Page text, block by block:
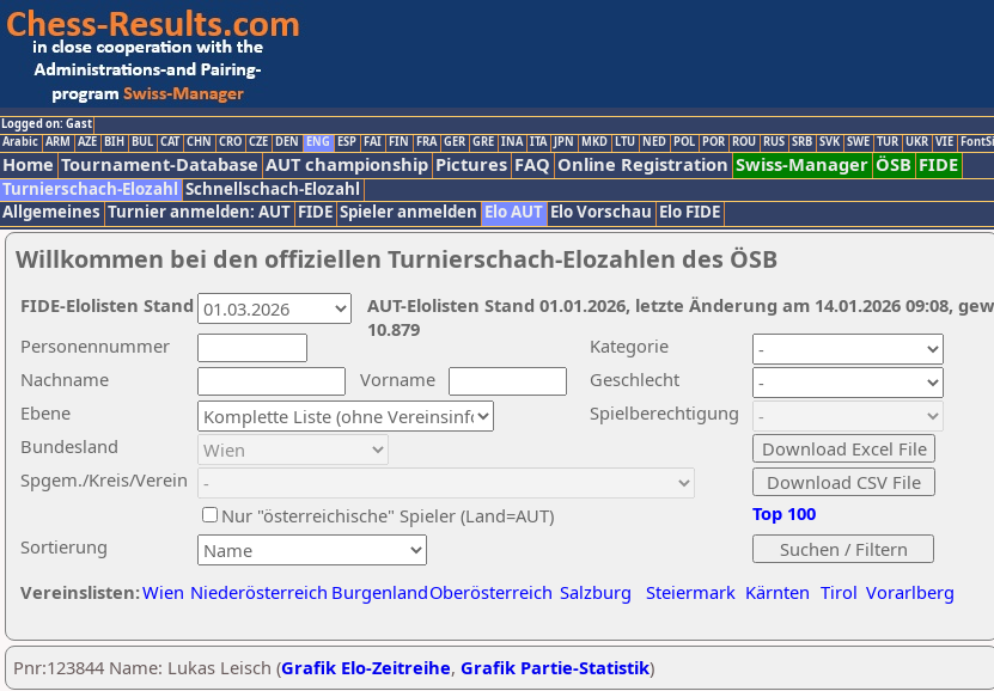
Logged on: Gast
Arabic ARM AZE BIH BUL CAT CHN CRO CZE DEN ENG ESP FAI FIN FRA GER GRE INA ITA JPN MKD LTU NED POL POR ROU RUS SRB SVK SWE TUR UKR VIE
Home Tournament-Database AUT championship Pictures FAQ Online Registration Swiss-Manager ÖSB FIDE
Turnierschach-Elozahl Schnellschach-Elozahl
Allgemeines Turnier anmelden: AUT FIDE Spieler anmelden Elo AUT Elo Vorschau Elo FIDE
Willkommen bei den offiziellen Turnierschach-Elozahlen des ÖSB
Nachname
Vorname
Ebene
Kategorie
Sortierung
Personennummer
Bundesland
Spgem./Kreis/Verein
Geschlecht
Nur "österreichische" Spieler (Land=AUT)
Spielberechtigung
Vereinslisten:Wien Niederösterreich BurgenlandOberösterreich Salzburg Steiermark Kärnten Tirol Vorarlberg
Top 100
AUT-Elolisten Stand 01.01.2026, letzte Änderung am 14.01.2026 09:08,
10.879
FIDE-Elolisten Stand
Pnr:123844 Name: Lukas Leisch (Grafik Elo-Zeitreihe, Grafik Partie-Statistik)